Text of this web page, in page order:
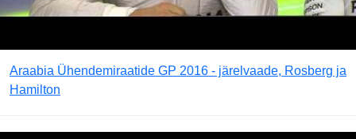
Araabia Ühendemiraatide GP 2016 - järelvaade, Rosberg ja
Hamilton